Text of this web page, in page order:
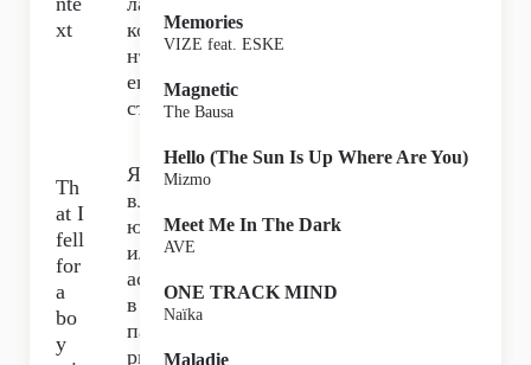
xt
ко
нт
ек
ст,
Th
at I
fell
for
a
bo
y
Я
вл
юб
ил
ась
в
па
рн
Memories
VIZE feat. ESKE
Magnetic
The Bausa
Hello (The Sun Is Up Where Are You)
Mizmo
Meet Me In The Dark
AVE
ONE TRACK MIND
Naïka
Maladie